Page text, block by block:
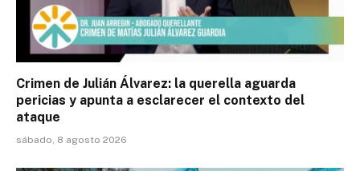
Crimen de Julián Álvarez: la querella aguarda
pericias y apunta a esclarecer el contexto del
ataque
sábado, 8 agosto 2026